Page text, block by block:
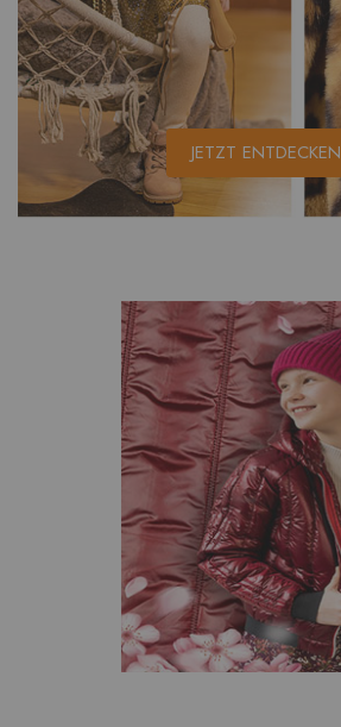
JETZT ENTDECKEN